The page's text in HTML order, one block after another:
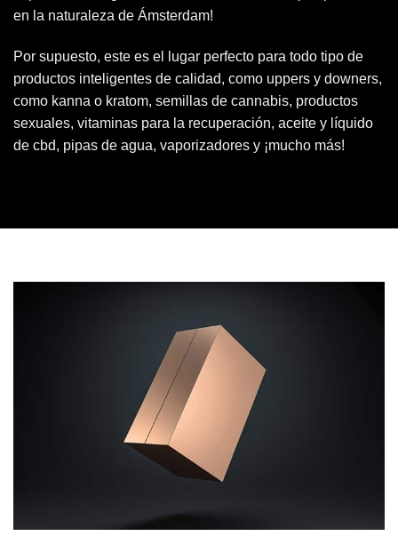
en la naturaleza de Ámsterdam!
Por supuesto, este es el lugar perfecto para todo tipo de
productos inteligentes de calidad, como uppers y downers,
como kanna o kratom, semillas de cannabis, productos
sexuales, vitaminas para la recuperación, aceite y líquido
de cbd, pipas de agua, vaporizadores y ¡mucho más!